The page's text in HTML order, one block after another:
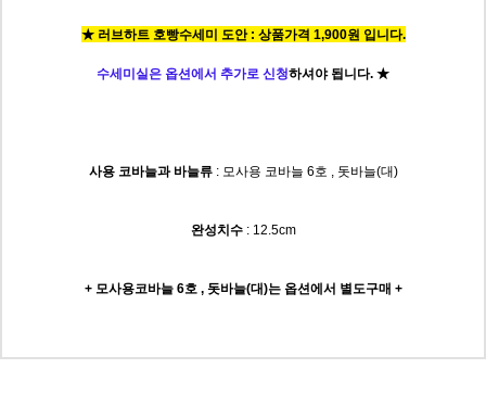
★ 러브하트 호빵수세미 도안 : 상품가격 1,900원 입니다.
수세미실은 옵션에서 추가로 신청하셔야 됩니다. ★
사용 코바늘과 바늘류: 모사용 코바늘 6호 , 돗바늘(대)
완성치수: 12.5cm
+ 모사용코바늘 6호 , 돗바늘(대)는옵션에서 별도구매 +